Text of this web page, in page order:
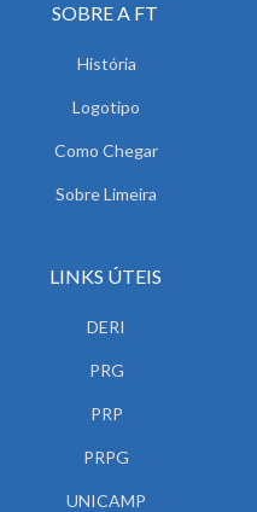
SOBRE A FT
História
Logotipo
Como Chegar
Sobre Limeira
LINKS ÚTEIS
DERI
PRG
PRP
PRPG
UNICAMP